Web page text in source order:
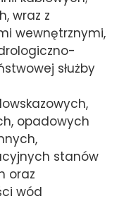
wraz z
wewnętrznymi,
służby
opadowych
stanów
oraz
wód